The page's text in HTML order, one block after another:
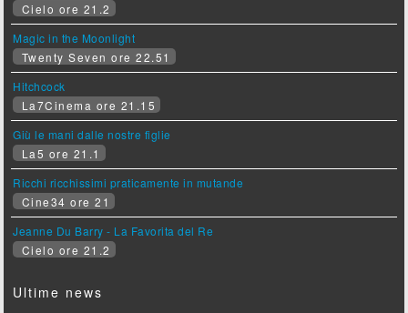
Cielo ore 21.2
Magic in the Moonlight
Twenty Seven ore 22.51
Hitchcock
La7Cinema ore 21.15
Giù le mani dalle nostre figlie
La5 ore 21.1
Ricchi ricchissimi praticamente in mutande
Cine34 ore 21
Jeanne Du Barry - La Favorita del Re
Cielo ore 21.2
Ultime news